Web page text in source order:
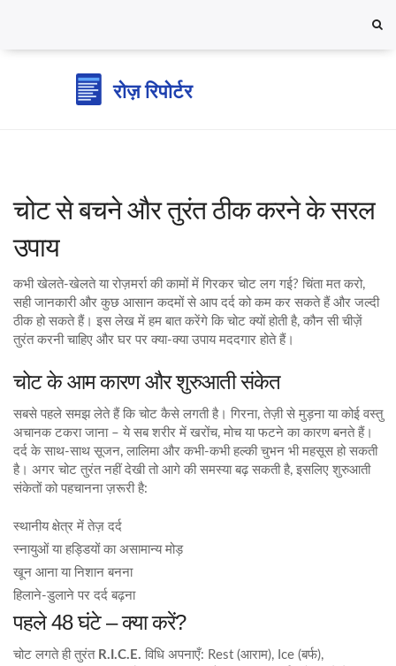
चोट से बचने और तुरंत ठीक करने के सरल
उपाय
कभी खेलते‑खेलते या रोज़मर्रा की कामों में गिरकर चोट लग गई? चिंता मत करो,
सही जानकारी और कुछ आसान कदमों से आप दर्द को कम कर सकते हैं और जल्दी
ठीक हो सकते हैं। इस लेख में हम बात करेंगे कि चोट क्यों होती है, कौन सी चीज़ें
तुरंत करनी चाहिए और घर पर क्या‑क्या उपाय मददगार होते हैं।
चोट के आम कारण और शुरुआती संकेत
सबसे पहले समझ लेते हैं कि चोट कैसे लगती है। गिरना, तेज़ी से मुड़ना या कोई वस्तु
अचानक टकरा जाना – ये सब शरीर में खरोंच, मोच या फटने का कारण बनते हैं।
दर्द के साथ-साथ सूजन, लालिमा और कभी‑कभी हल्की चुभन भी महसूस हो सकती
है। अगर चोट तुरंत नहीं देखी तो आगे की समस्या बढ़ सकती है, इसलिए शुरुआती
संकेतों को पहचानना ज़रूरी है:
स्थानीय क्षेत्र में तेज़ दर्द
स्नायुओं या हड्डियों का असामान्य मोड़
खून आना या निशान बनना
हिलाने‑डुलाने पर दर्द बढ़ना
पहले 48 घंटे – क्या करें?
चोट लगते ही तुरंत R.I.C.E. विधि अपनाएँ: Rest (आराम), Ice (बर्फ),